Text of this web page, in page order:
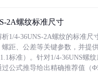
2A螺纹标准尺寸
1/4-36UNS-2A螺纹的标准尺
螺距、公差等关键参数，并提
标准）。针对1/4-36UNS螺
过公式推导给出精确推荐值（